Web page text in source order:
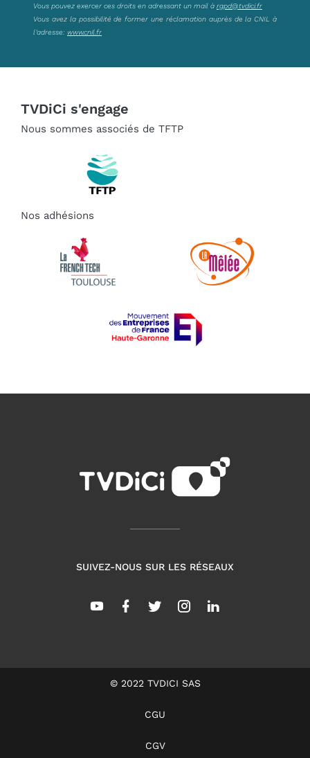
Vous pouvez exercer ces droits en adressant un mail à rgpd@tvdici.fr
Vous avez la possibilité de former une réclamation auprès de la CNIL à
l’adresse: www.cnil.fr
TVDiCi s'engage
Nous sommes associés de TFTP
Nos adhésions
SUIVEZ-NOUS SUR LES RÉSEAUX
© 2022 TVDICI SAS
CGU
CGV